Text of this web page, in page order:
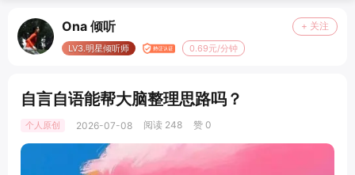
Ona 倾听 + 关注
LV3.明星倾听师 0.69元/分钟
自言自语能帮大脑整理思路吗？
个人原创 2026-07-08 阅读 248 赞 0